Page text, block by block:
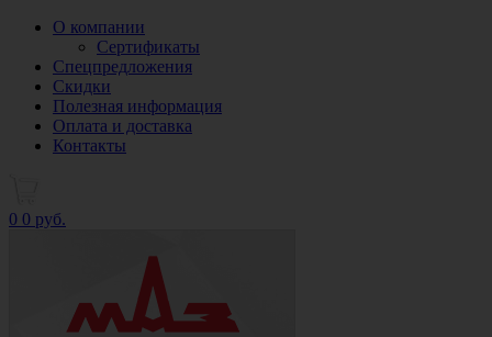
О компании
Сертификаты
Спецпредложения
Скидки
Полезная информация
Оплата и доставка
Контакты
0 0 руб.